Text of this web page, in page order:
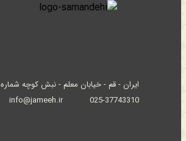
ایران - قم - خیابان معلم - نبش کوچه شماره 12
025-37743310
info@jameeh.ir